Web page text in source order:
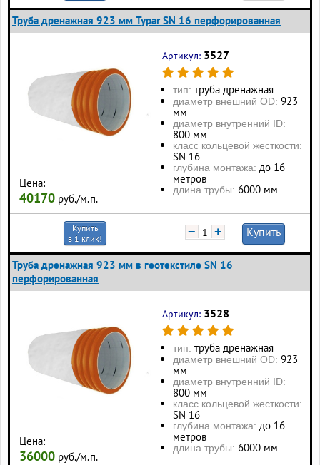
Труба дренажная 923 мм Typar SN 16 перфорированная
Цена:
40170 руб./м.п.
Артикул: 3527
тип: труба дренажная
диаметр внешний OD: 923
мм
диаметр внутренний ID:
800 мм
класс кольцевой жесткости:
SN 16
глубина монтажа: до 16
метров
длина трубы: 6000 мм
Купить
в 1 клик!
− + Купить
Труба дренажная 923 мм в геотекстиле SN 16
перфорированная
Цена:
36000 руб./м.п.
Артикул: 3528
тип: труба дренажная
диаметр внешний OD: 923
мм
диаметр внутренний ID:
800 мм
класс кольцевой жесткости:
SN 16
глубина монтажа: до 16
метров
длина трубы: 6000 мм